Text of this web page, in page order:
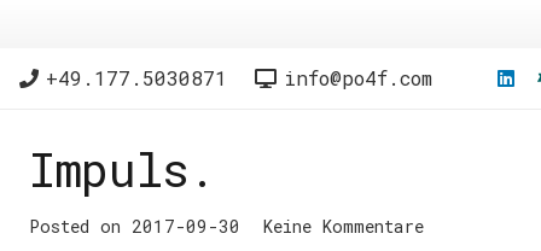
+49.177.5030871 info@po4f.com
Impuls.
Posted on 2017-09-30 Keine Kommentare